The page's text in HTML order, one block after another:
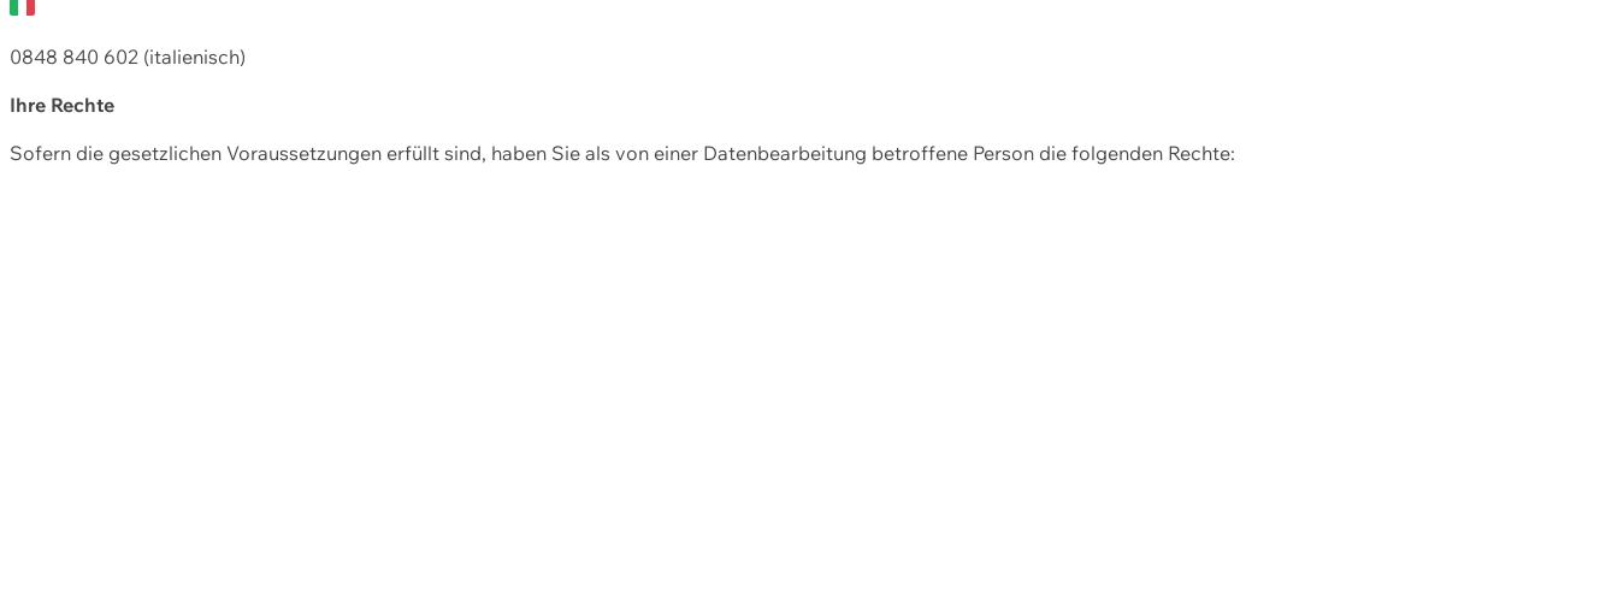
0848 840 602 (italienisch)
Ihre Rechte
Sofern die gesetzlichen Voraussetzungen erfüllt sind, haben Sie als von einer Datenbearbeitung betroffene Person die folgenden Rechte: